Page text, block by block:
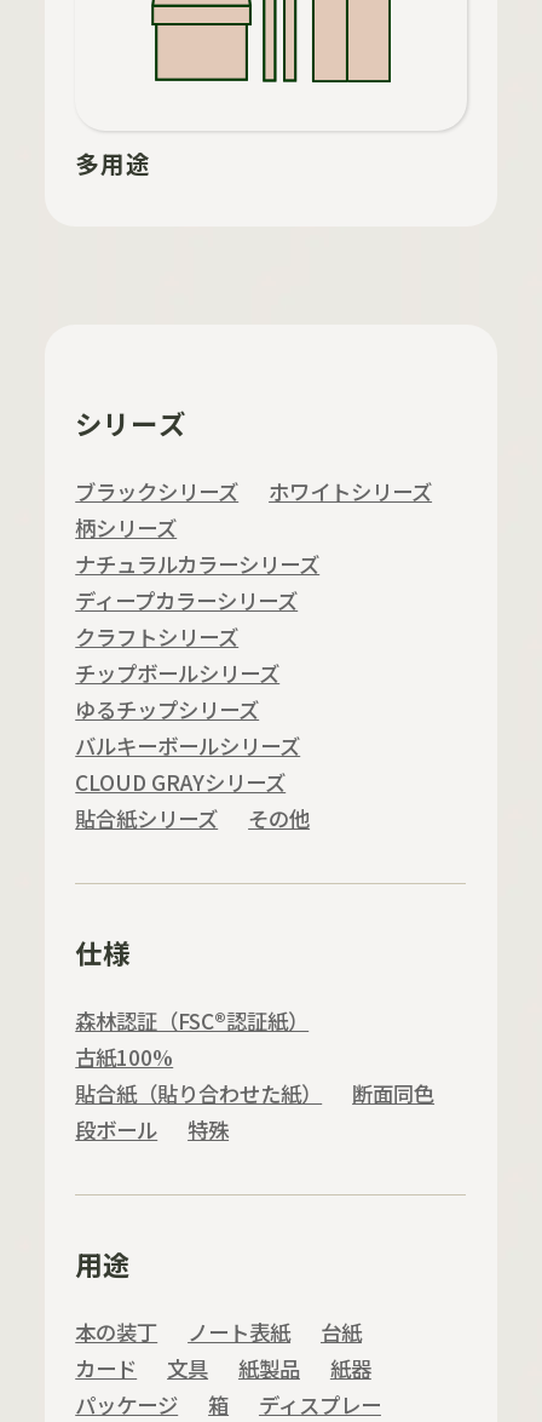
多用途
シリーズ
ブラックシリーズ
ホワイトシリーズ
柄シリーズ
ナチュラルカラーシリーズ
ディープカラーシリーズ
クラフトシリーズ
チップボールシリーズ
ゆるチップシリーズ
バルキーボールシリーズ
CLOUD GRAYシリーズ
貼合紙シリーズ
その他
仕様
森林認証（FSC®認証紙）
古紙100%
貼合紙（貼り合わせた紙）
断面同色
段ボール
特殊
用途
本の装丁 ノート表紙
台紙
カード
文具 紙製品
紙器
パッケージ
箱
ディスプレー